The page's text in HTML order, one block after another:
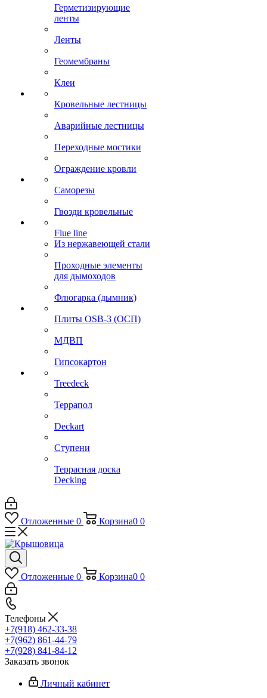
Герметизирующие
ленты
Ленты
Геомембраны
Клеи
Кровельные лестницы
Аварийные лестницы
Переходные мостики
Ограждение кровли
Саморезы
Гвозди кровельные
Flue line
Из нержавеющей стали
Проходные элементы
для дымоходов
Флюгарка (дымник)
Плиты OSB-3 (ОСП)
МДВП
Гипсокартон
Treedeck
Террапол
Deckart
Ступени
Террасная доска
Decking
Отложенные 0 Корзина0 0
Отложенные 0 Корзина0 0
Телефоны
+7(918) 462-33-38
+7(962) 861-44-79
+7(928) 841-84-12
Заказать звонок
Личный кабинет